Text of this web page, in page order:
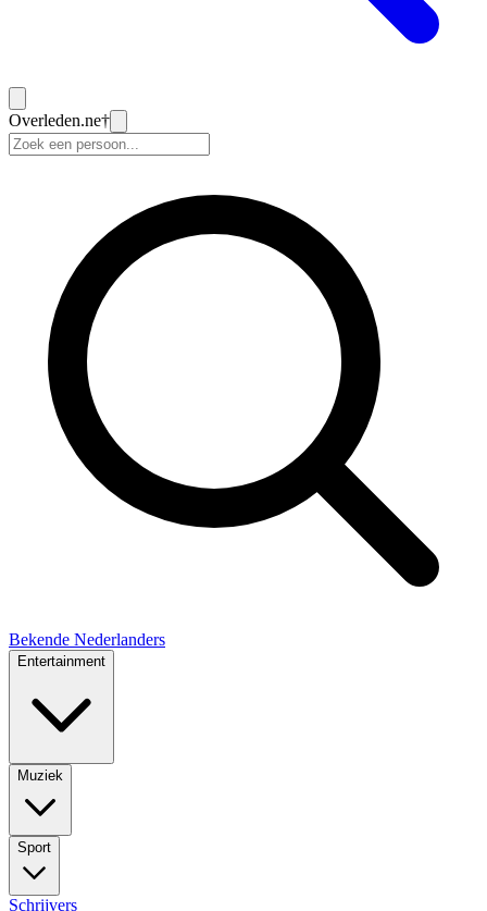
Overleden.ne†
Bekende Nederlanders
Entertainment
Muziek
Sport
Schrijvers